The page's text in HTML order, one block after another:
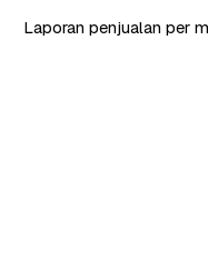
Laporan penjualan per